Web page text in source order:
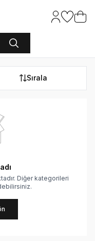
Hesabım
Sırala
Diğer kategorileri